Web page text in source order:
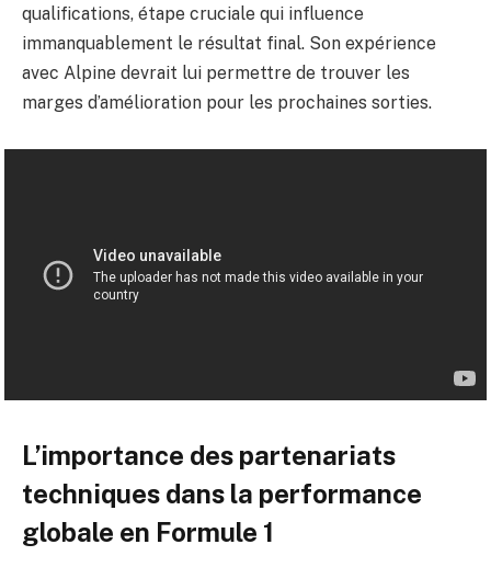
qualifications, étape cruciale qui influence
immanquablement le résultat final. Son expérience
avec Alpine devrait lui permettre de trouver les
marges d’amélioration pour les prochaines sorties.
L’importance des partenariats
techniques dans la performance
globale en Formule 1